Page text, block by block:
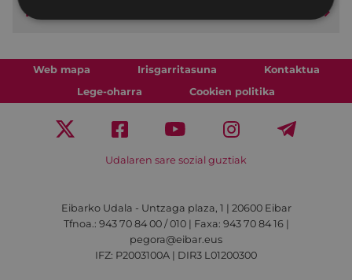
Herritarrekiko harremanak
Web mapa Irisgarritasuna
Kontaktua
Lege-oharra
Cookien politika
Udalaren sare sozial guztiak
Eibarko Udala - Untzaga plaza, 1 | 20600 Eibar
Tfnoa.: 943 70 84 00 / 010 | Faxa: 943 70 84 16 |
pegora@eibar.eus
IFZ: P2003100A | DIR3 L01200300